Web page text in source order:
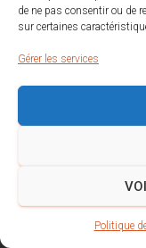
de ne pas consentir ou de
sur certaines
Gérer les services
Politique
Tous droits